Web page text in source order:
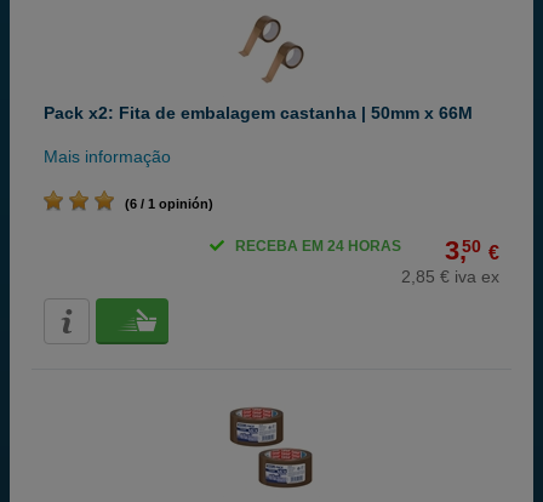
Pack x2: Fita de embalagem castanha | 50mm x 66M
Mais informação
(6 / 1 opinión)
3,50 €
2,85 € iva ex
RECEBA EM 24 HORAS